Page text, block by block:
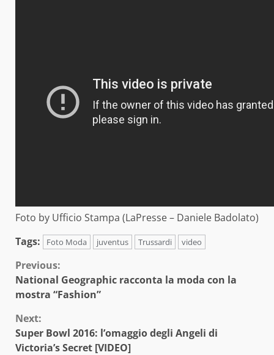
Foto by Ufficio Stampa (LaPresse – Daniele Badolato)
Tags:
Foto Moda juventus Trussardi video
Continue
Reading
Previous:
National Geographic racconta la moda con la
mostra “Fashion”
Next:
Super Bowl 2016: l’omaggio degli Angeli di
Victoria’s Secret [VIDEO]